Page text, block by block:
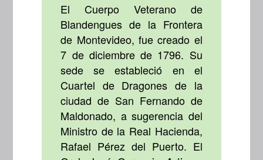
El Cuerpo Veterano de
Blandengues de la Frontera
de Montevideo, fue creado el
7 de diciembre de 1796. Su
sede se estableció en el
Cuartel de Dragones de la
ciudad de San Fernando de
Maldonado, a sugerencia del
Ministro de la Real Hacienda,
Rafael Pérez del Puerto. El